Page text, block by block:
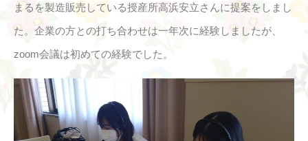
まるを製造販売している授産所高浜安立さんに提案をしまし
た。企業の方との打ち合わせは一年次に経験しましたが、
zoom会議は初めての経験でした。